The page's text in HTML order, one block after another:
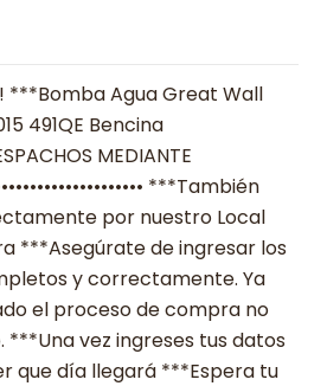
***Bomba Agua Great Wall
491QE Bencina
DESPACHOS MEDIANTE
***También
por nuestro Local
***Asegúrate de ingresar los
y correctamente. Ya
el proceso de compra no
vez ingreses tus datos
que día llegará ***Espera tu